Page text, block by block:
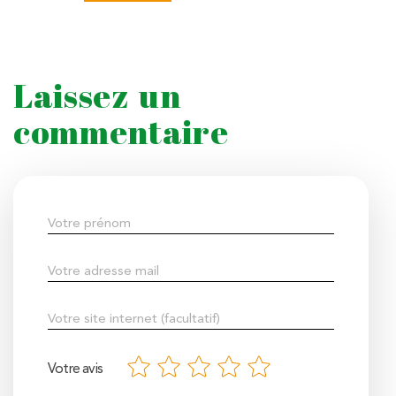
Laissez un
commentaire
Votre avis